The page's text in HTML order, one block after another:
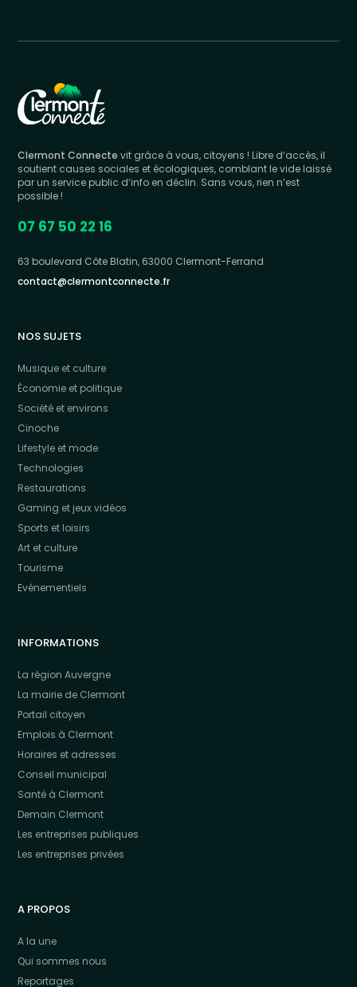
Clermont Connecte vit grâce à vous, citoyens ! Libre d’accès, il
soutient causes sociales et écologiques, comblant le vide laissé
par un service public d’info en déclin. Sans vous, rien n’est
possible !
07 67 50 22 16
63 boulevard Côte Blatin, 63000 Clermont-Ferrand
contact@clermontconnecte.fr
NOS SUJETS
Musique et culture
Économie et politique
Société et environs
Cinoche
Lifestyle et mode
Technologies
Restaurations
Gaming et jeux vidéos
Sports et loisirs
Art et culture
Tourisme
Evénementiels
INFORMATIONS
La région Auvergne
La mairie de Clermont
Portail citoyen
Emplois à Clermont
Horaires et adresses
Conseil municipal
Santé à Clermont
Demain Clermont
Les entreprises publiques
Les entreprises privées
A PROPOS
A la une
Qui sommes nous
Reportages